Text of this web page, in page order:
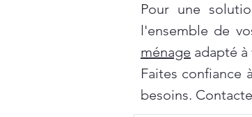
Pour une
l'ensemble de
ménage adapté
Faites confiance
besoins.